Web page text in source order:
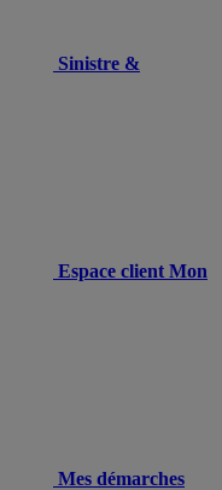
Sinistre &
Espace client Mon
Mes démarches